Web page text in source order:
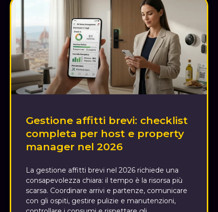
Gestione affitti brevi: checklist
completa per host e property
manager nel 2026
La gestione affitti brevi nel 2026 richiede una
consapevolezza chiara: il tempo è la risorsa più
scarsa. Coordinare arrivi e partenze, comunicare
con gli ospiti, gestire pulizie e manutenzioni,